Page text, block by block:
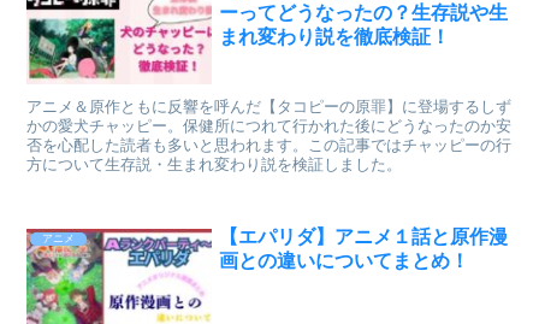
ーってどうなったの？生存説や生
まれ変わり説を徹底検証！
アニメ＆原作ともに反響を呼んだ【タコピーの原罪】に登場するしず
かの愛犬チャッピー。保健所につれて行かれた後にどうなったのか安
否を心配した読者も多いと思われます。この記事ではチャッピーの行
方について生存説・生まれ変わり説を検証しました。
アニメ
【エパリダ】アニメ１話と原作漫
画との違いについてまとめ！